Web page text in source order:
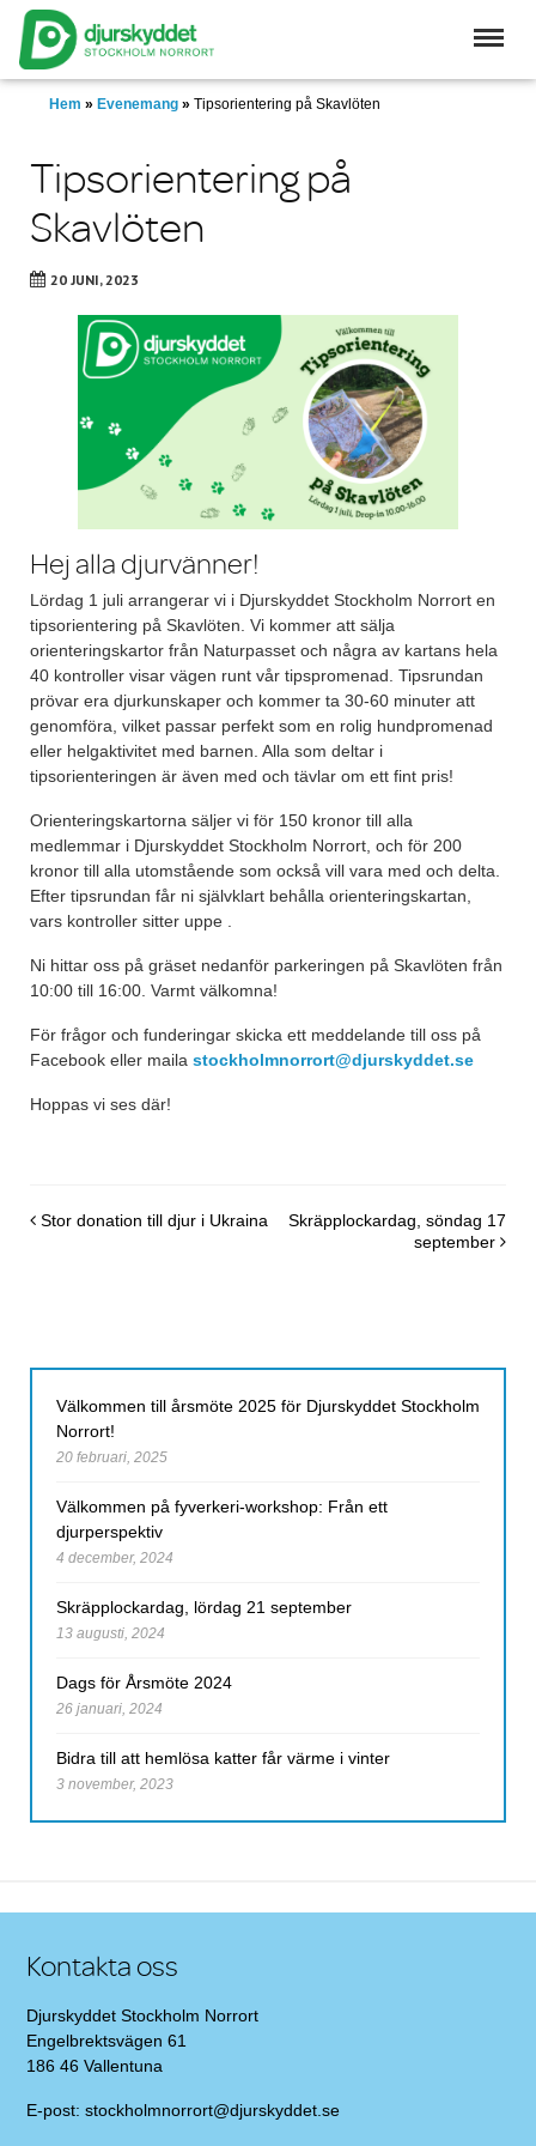
Skip
main
contentHem » Evenemang » Tipsorientering på Skavlöten
Tipsorientering på
Skavlöten
20 JUNI, 2023
Hej alla djurvänner!
Lördag 1 juli arrangerar vi i Djurskyddet Stockholm Norrort en
tipsorientering på Skavlöten. Vi kommer att sälja
orienteringskartor från Naturpasset och några av kartans hela
40 kontroller visar vägen runt vår tipspromenad. Tipsrundan
prövar era djurkunskaper och kommer ta 30-60 minuter att
genomföra, vilket passar perfekt som en rolig hundpromenad
eller helgaktivitet med barnen. Alla som deltar i
tipsorienteringen är även med och tävlar om ett fint pris!
Orienteringskartorna säljer vi för 150 kronor till alla
medlemmar i Djurskyddet Stockholm Norrort, och för 200
kronor till alla utomstående som också vill vara med och delta.
Efter tipsrundan får ni självklart behålla orienteringskartan,
vars kontroller sitter uppe .
Ni hittar oss på gräset nedanför parkeringen på Skavlöten från
10:00 till 16:00. Varmt välkomna!
För frågor och funderingar skicka ett meddelande till oss på
Facebook eller maila stockholmnorrort@djurskyddet.se
Hoppas vi ses där!
Post navigation
Stor donation till djur i Ukraina
Skräpplockardag, söndag 17
september
Välkommen till årsmöte 2025 för Djurskyddet Stockholm
Norrort!
20 februari, 2025
Välkommen på fyverkeri-workshop: Från ett
djurperspektiv
4 december, 2024
Skräpplockardag, lördag 21 september
13 augusti, 2024
Dags för Årsmöte 2024
26 januari, 2024
Bidra till att hemlösa katter får värme i vinter
3 november, 2023
Kontakta oss
Djurskyddet Stockholm Norrort
Engelbrektsvägen 61
186 46 Vallentuna
E-post:stockholmnorrort@djurskyddet.se